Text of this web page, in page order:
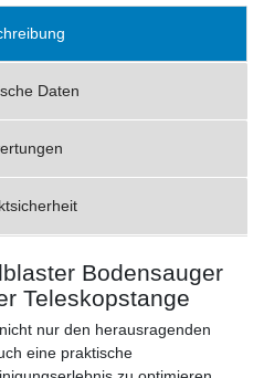
Daten
Bodensauger
Teleskopstange
nur den herausragenden
eine praktische